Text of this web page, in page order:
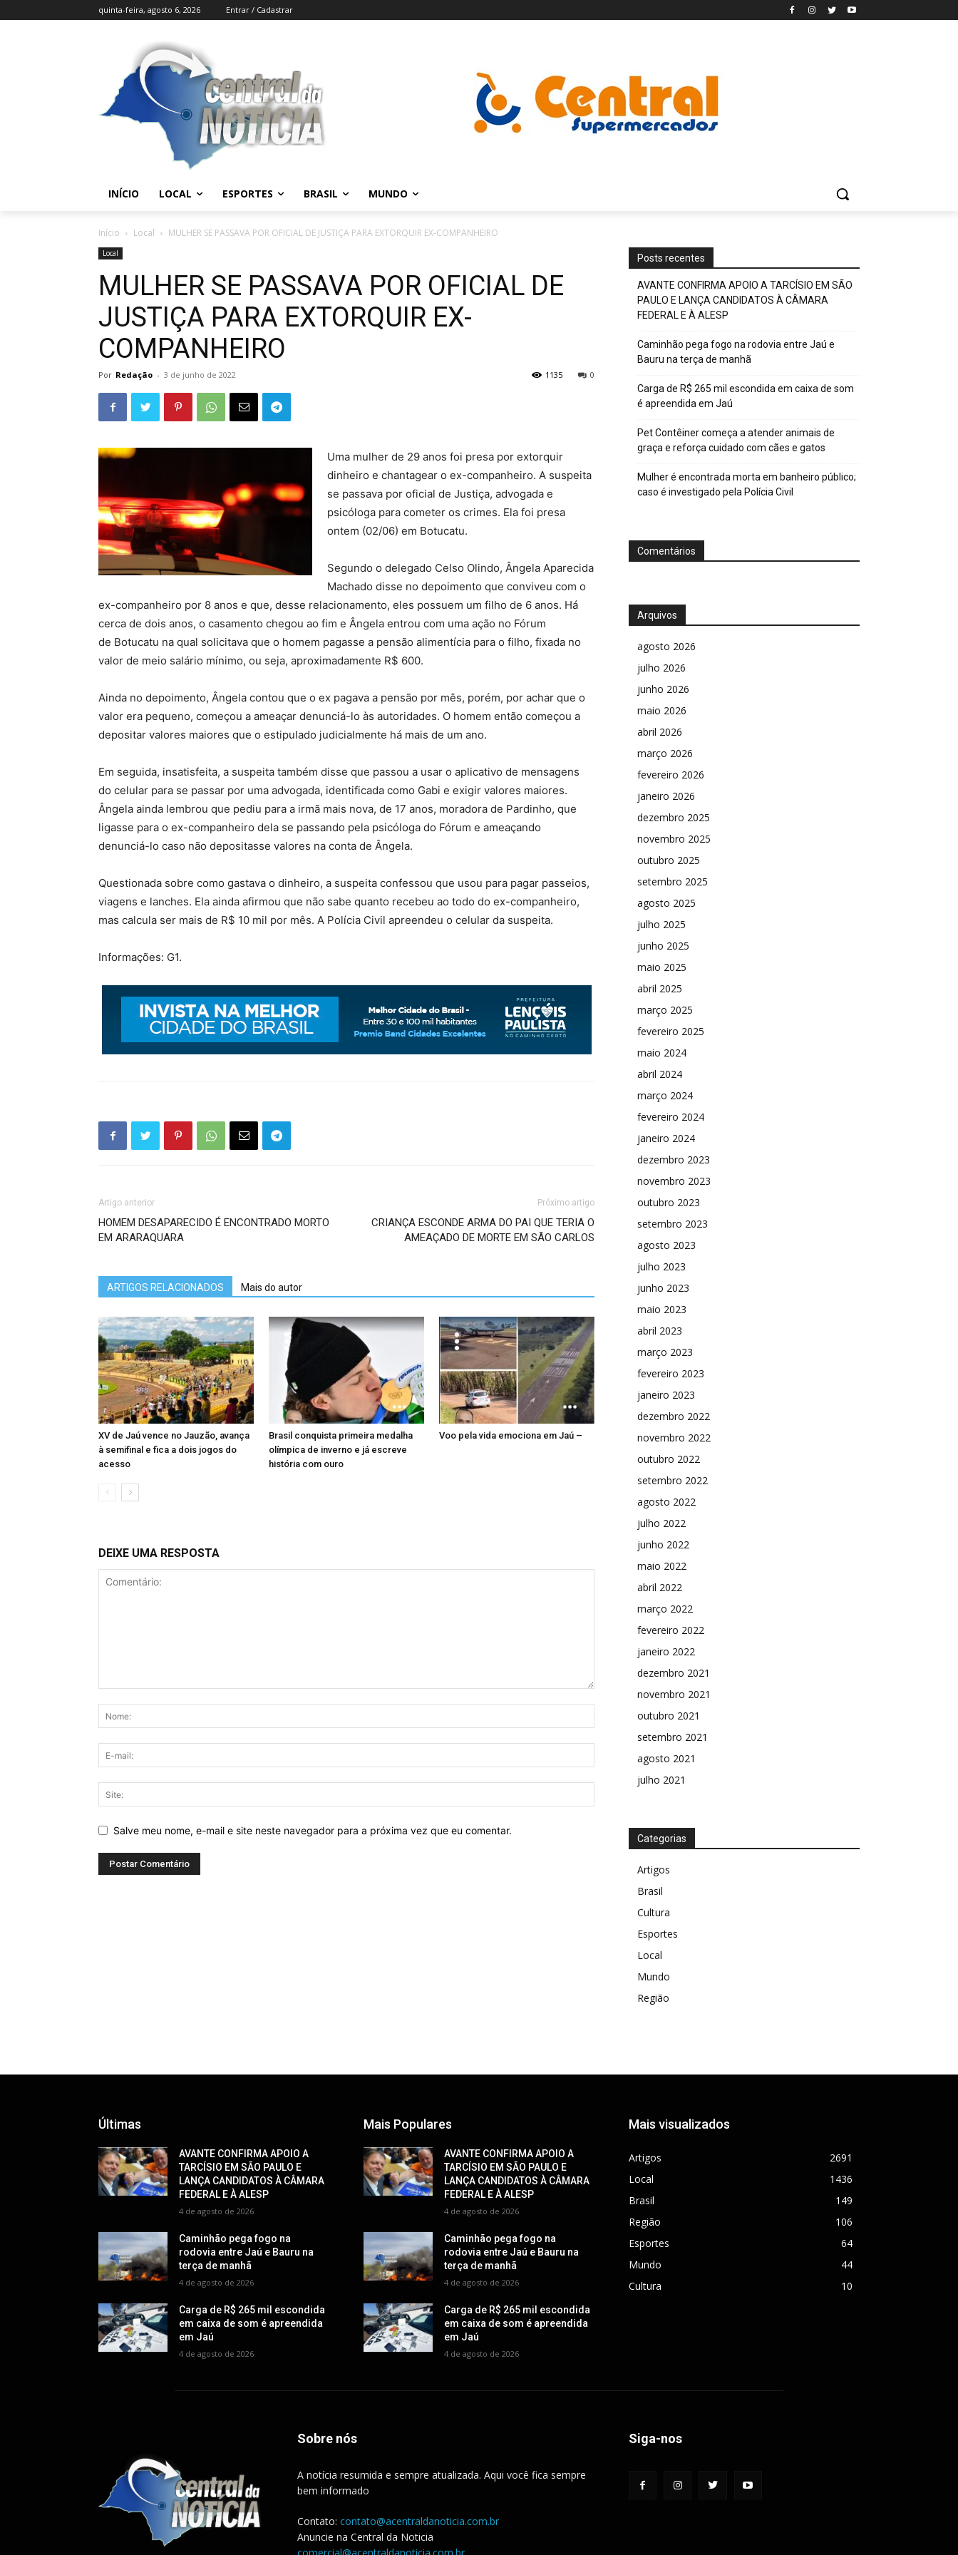
quinta-feira, agosto 6, 2026 Entrar / Cadastrar
INÍCIO LOCAL ESPORTES BRASIL MUNDO
Início Local MULHER SE PASSAVA POR OFICIAL DE JUSTIÇA PARA EXTORQUIR EX-COMPANHEIRO
Local
MULHER SE PASSAVA POR OFICIAL DE
JUSTIÇA PARA EXTORQUIR EX-
COMPANHEIRO
Por Redação - 3 de junho de 2022 0
1135
Uma mulher de 29 anos foi presa por extorquir
dinheiro e chantagear o ex-companheiro. A suspeita
se passava por oficial de Justiça, advogada e
psicóloga para cometer os crimes. Ela foi presa
ontem (02/06) em Botucatu.
Segundo o delegado Celso Olindo, Ângela Aparecida
Machado disse no depoimento que conviveu com o
ex-companheiro por 8 anos e que, desse relacionamento, eles possuem um filho de 6 anos. Há
cerca de dois anos, o casamento chegou ao fim e Ângela entrou com uma ação no Fórum
de Botucatu na qual solicitava que o homem pagasse a pensão alimentícia para o filho, fixada no
valor de meio salário mínimo, ou seja, aproximadamente R$ 600.
Ainda no depoimento, Ângela contou que o ex pagava a pensão por mês, porém, por achar que o
valor era pequeno, começou a ameaçar denunciá-lo às autoridades. O homem então começou a
depositar valores maiores que o estipulado judicialmente há mais de um ano.
Em seguida, insatisfeita, a suspeita também disse que passou a usar o aplicativo de mensagens
do celular para se passar por uma advogada, identificada como Gabi e exigir valores maiores.
Ângela ainda lembrou que pediu para a irmã mais nova, de 17 anos, moradora de Pardinho, que
ligasse para o ex-companheiro dela se passando pela psicóloga do Fórum e ameaçando
denunciá-lo caso não depositasse valores na conta de Ângela.
Questionada sobre como gastava o dinheiro, a suspeita confessou que usou para pagar passeios,
viagens e lanches. Ela ainda afirmou que não sabe quanto recebeu ao todo do ex-companheiro,
mas calcula ser mais de R$ 10 mil por mês. A Polícia Civil apreendeu o celular da suspeita.
Informações: G1.
Artigo anterior
HOMEM DESAPARECIDO É ENCONTRADO MORTO
EM ARARAQUARA
Próximo artigo
CRIANÇA ESCONDE ARMA DO PAI QUE TERIA O
AMEAÇADO DE MORTE EM SÃO CARLOS
ARTIGOS RELACIONADOS Mais do autor
XV de Jaú vence no Jauzão, avança
à semifinal e fica a dois jogos do
acesso
Brasil conquista primeira medalha
olímpica de inverno e já escreve
história com ouro
Voo pela vida emociona em Jaú –
DEIXE UMA RESPOSTA
Salve meu nome, e-mail e site neste navegador para a próxima vez que eu comentar.
Posts recentes
AVANTE CONFIRMA APOIO A TARCÍSIO EM SÃO
PAULO E LANÇA CANDIDATOS À CÂMARA
FEDERAL E À ALESP
Caminhão pega fogo na rodovia entre Jaú e
Bauru na terça de manhã
Carga de R$ 265 mil escondida em caixa de som
é apreendida em Jaú
Pet Contêiner começa a atender animais de
graça e reforça cuidado com cães e gatos
Mulher é encontrada morta em banheiro público;
caso é investigado pela Polícia Civil
Comentários
Arquivos
agosto 2026
julho 2026
junho 2026
maio 2026
abril 2026
março 2026
fevereiro 2026
janeiro 2026
dezembro 2025
novembro 2025
outubro 2025
setembro 2025
agosto 2025
julho 2025
junho 2025
maio 2025
abril 2025
março 2025
fevereiro 2025
maio 2024
abril 2024
março 2024
fevereiro 2024
janeiro 2024
dezembro 2023
novembro 2023
outubro 2023
setembro 2023
agosto 2023
julho 2023
junho 2023
maio 2023
abril 2023
março 2023
fevereiro 2023
janeiro 2023
dezembro 2022
novembro 2022
outubro 2022
setembro 2022
agosto 2022
julho 2022
junho 2022
maio 2022
abril 2022
março 2022
fevereiro 2022
janeiro 2022
dezembro 2021
novembro 2021
outubro 2021
setembro 2021
agosto 2021
julho 2021
Categorias
Artigos
Brasil
Cultura
Esportes
Local
Mundo
Região
Últimas
AVANTE CONFIRMA APOIO A
TARCÍSIO EM SÃO PAULO E
LANÇA CANDIDATOS À CÂMARA
FEDERAL E À ALESP
4 de agosto de 2026
Caminhão pega fogo na
rodovia entre Jaú e Bauru na
terça de manhã
4 de agosto de 2026
Carga de R$ 265 mil escondida
em caixa de som é apreendida
em Jaú
4 de agosto de 2026
Mais Populares
AVANTE CONFIRMA APOIO A
TARCÍSIO EM SÃO PAULO E
LANÇA CANDIDATOS À CÂMARA
FEDERAL E À ALESP
4 de agosto de 2026
Caminhão pega fogo na
rodovia entre Jaú e Bauru na
terça de manhã
4 de agosto de 2026
Carga de R$ 265 mil escondida
em caixa de som é apreendida
em Jaú
4 de agosto de 2026
Mais visualizados
Artigos
2691
Local
1436
Brasil
149
Região
106
Esportes
64
Mundo
44
Cultura
10
Sobre nós
A notícia resumida e sempre atualizada. Aqui você fica sempre
bem informado
Contato: contato@acentraldanoticia.com.br
Anuncie na Central da Noticia
Siga-nos